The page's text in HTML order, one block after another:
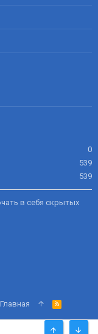
0
539
539
в себя скрытых
Главная
R
S